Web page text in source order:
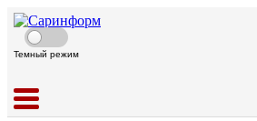
Темный режим